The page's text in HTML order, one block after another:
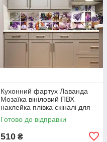
Кухонний фартух Лаванда
Мозаїка вініловий ПВХ
наклейка плівка скіналі для
кухні фіолетовий 600х2000
мм
Готово до відправки
510 ₴